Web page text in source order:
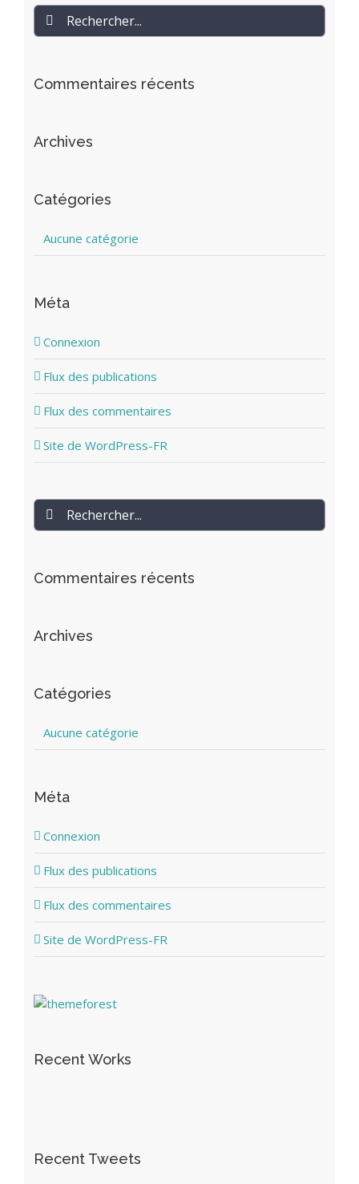
Rechercher
Commentaires récents
Archives
Catégories
Aucune catégorie
Méta
Connexion
Flux des publications
Flux des commentaires
Site de WordPress-FR
Rechercher
Commentaires récents
Archives
Catégories
Aucune catégorie
Méta
Connexion
Flux des publications
Flux des commentaires
Site de WordPress-FR
Recent Works
Recent Tweets